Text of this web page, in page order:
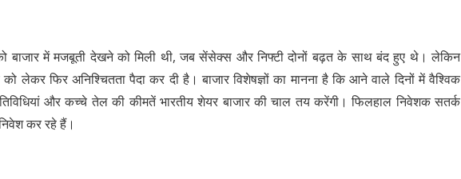
बाजार में मजबूती देखने को मिली थी, जब सेंसेक्स और निफ्टी दोनों बढ़त के साथ बंद हुए थे। लेकिन
को लेकर फिर अनिश्चितता पैदा कर दी है। बाजार विशेषज्ञों का मानना है कि आने वाले दिनों में वैश्विक
और कच्चे तेल की कीमतें भारतीय शेयर बाजार की चाल तय करेंगी। फिलहाल निवेशक सतर्क
कर रहे हैं।